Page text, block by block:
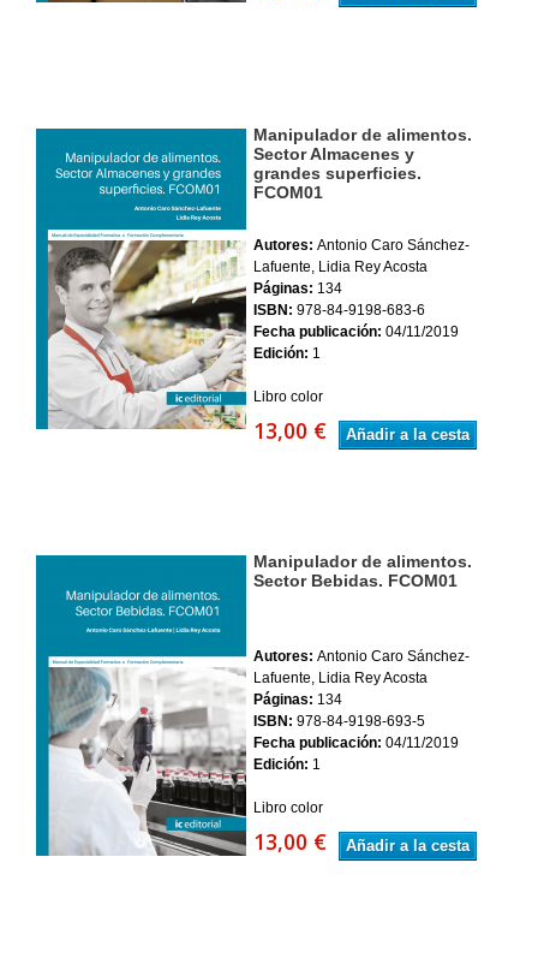
Manipulador de alimentos.
Sector Almacenes y
grandes superficies.
FCOM01
Autores: Antonio Caro Sánchez-
Lafuente, Lidia Rey Acosta
Páginas: 134
ISBN: 978-84-9198-683-6
Fecha publicación: 04/11/2019
Edición: 1
Libro color
13,00 € Añadir a la cesta
Manipulador de alimentos.
Sector Bebidas. FCOM01
Autores: Antonio Caro Sánchez-
Lafuente, Lidia Rey Acosta
Páginas: 134
ISBN: 978-84-9198-693-5
Fecha publicación: 04/11/2019
Edición: 1
Libro color
13,00 € Añadir a la cesta